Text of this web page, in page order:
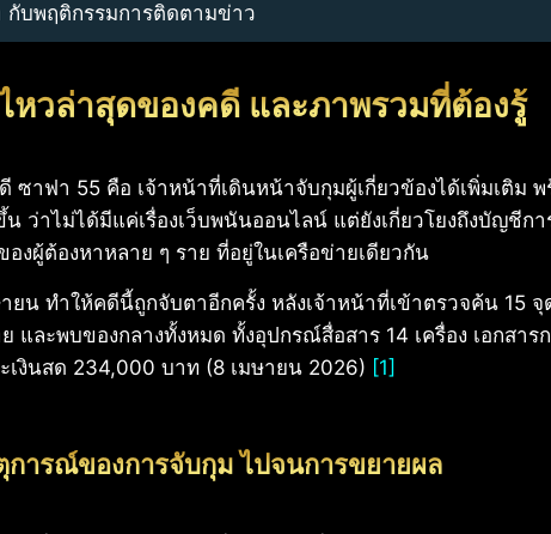
กับพฤติกรรมการติดตามข่าว
หวล่าสุดของคดี และภาพรวมที่ต้องรู้
ซาฟา 55 คือ เจ้าหน้าที่เดินหน้าจับกุมผู้เกี่ยวข้องได้เพิ่มเติม พ
ว่าไม่ได้มีแค่เรื่องเว็บพนันออนไลน์ แต่ยังเกี่ยวโยงถึงบัญชีกา
งผู้ต้องหาหลาย ๆ ราย ที่อยู่ในเครือข่ายเดียวกัน
ยน ทำให้คดีนี้ถูกจับตาอีกครั้ง หลังเจ้าหน้าที่เข้าตรวจค้น 15 จุ
และพบของกลางทั้งหมด ทั้งอุปกรณ์สื่อสาร 14 เครื่อง เอกสาร
เงินสด 234,000 บาท (8 เมษายน 2026) [1]
การณ์ของการจับกุม ไปจนการขยายผล